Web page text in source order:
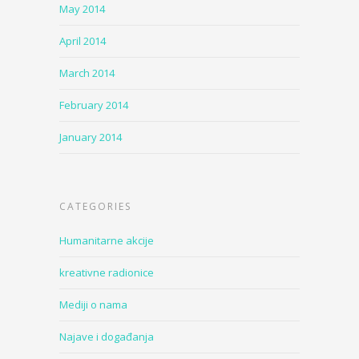
May 2014
April 2014
March 2014
February 2014
January 2014
CATEGORIES
Humanitarne akcije
kreativne radionice
Mediji o nama
Najave i događanja